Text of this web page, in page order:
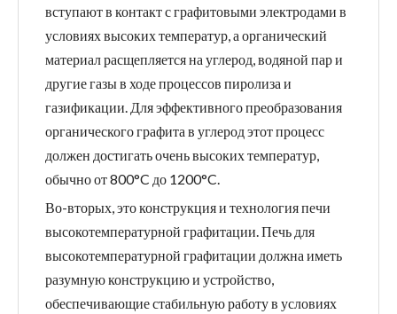
вступают в контакт с графитовыми электродами в
условиях высоких температур, а органический
материал расщепляется на углерод, водяной пар и
другие газы в ходе процессов пиролиза и
газификации. Для эффективного преобразования
органического графита в углерод этот процесс
должен достигать очень высоких температур,
обычно от 800°C до 1200°C.
Во-вторых, это конструкция и технология печи
высокотемпературной графитации. Печь для
высокотемпературной графитации должна иметь
разумную конструкцию и устройство,
обеспечивающие стабильную работу в условиях